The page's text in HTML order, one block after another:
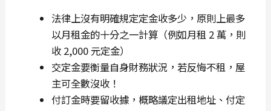
法律上沒有明確規定定金收多少，原則上最多
以月租金的十分之一計算（例如月租 2 萬，則
收 2,000 元定金）
交定金要衡量自身財務狀況，若反悔不租，屋
主可全數沒收！
付訂金時要留收據，概略議定出租地址、付定